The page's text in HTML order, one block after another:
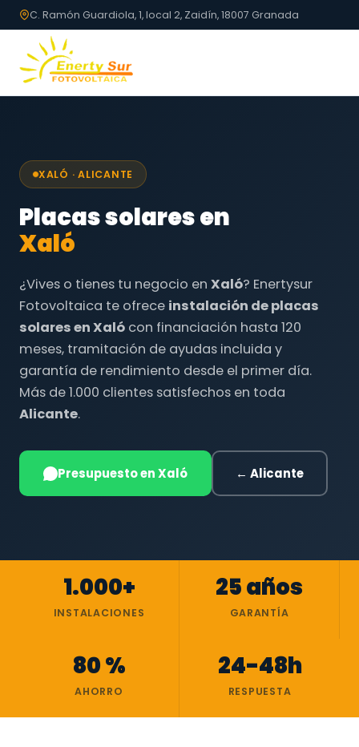
C. Ramón Guardiola, 1, local 2, Zaidín, 18007 Granada
XALÓ · ALICANTE
Placas solares en
Xaló
¿Vives o tienes tu negocio en Xaló? Enertysur
Fotovoltaica te ofrece instalación de placas
solares en Xaló con financiación hasta 120
meses, tramitación de ayudas incluida y
garantía de rendimiento desde el primer día.
Más de 1.000 clientes satisfechos en toda
Alicante.
Presupuesto en Xaló ← Alicante
1.000+
INSTALACIONES
25 años
GARANTÍA
80 %
AHORRO
24-48h
RESPUESTA